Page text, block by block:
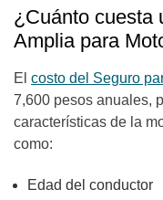
¿Cuánto cuesta
Amplia para
El costo del Seguro
7,600 pesos anuales,
características de la
como:
Edad del conductor